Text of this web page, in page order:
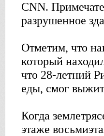
CNN.
разрушенное
Отметим, что
который
что 28-летний
еды, смог
Когда
этаже